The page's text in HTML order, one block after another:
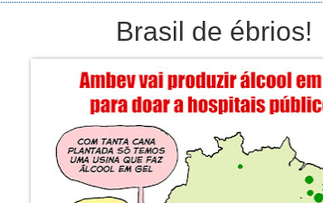
Brasil de ébrios!